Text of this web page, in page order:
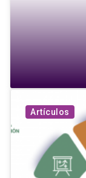
Artículos